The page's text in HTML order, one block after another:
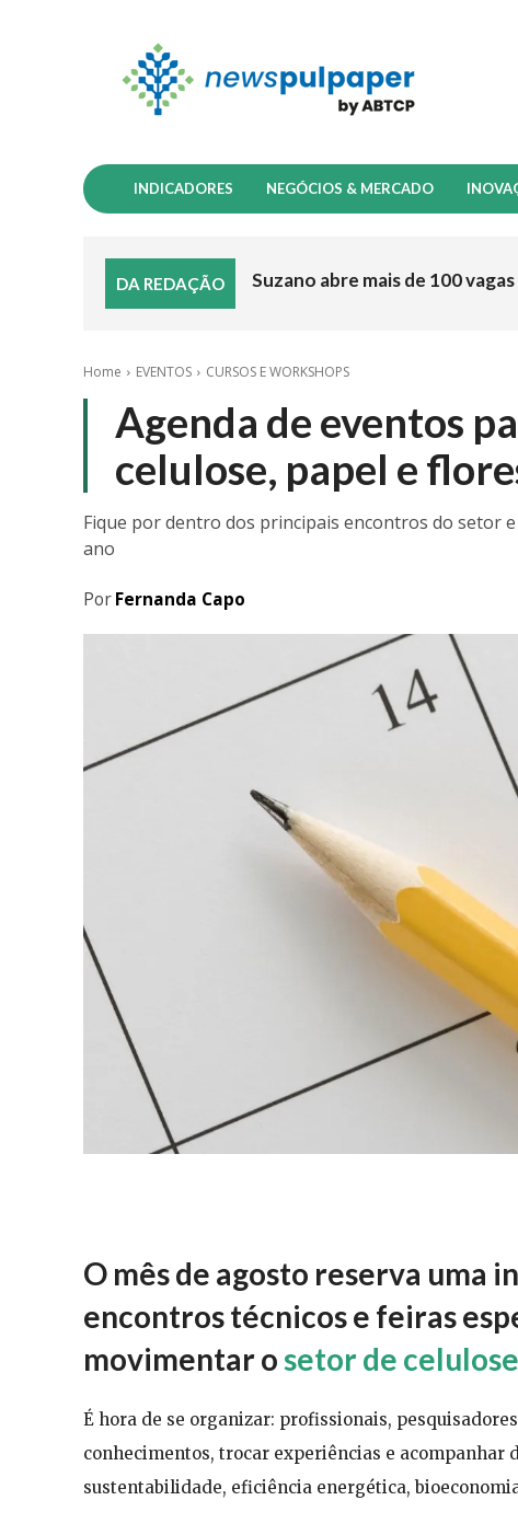
INDICADORES NEGÓCIOS & MERCADO
DA REDAÇÃO Suzano abre mais de 100
Home EVENTOS CURSOS E WORKSHOPS
Agenda de eventos
celulose, papel e
Fique por dentro dos principais encontros do setor
ano
PorFernanda Capo
O mês de agosto reserva uma
encontros técnicos e feiras
movimentar osetor de
É hora de se organizar: profissionais,
conhecimentos, trocar experiências e acompanhar
sustentabilidade, eficiência energética,